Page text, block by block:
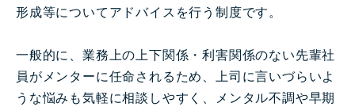
形成等についてアドバイスを行う制度です。
一般的に、業務上の上下関係・利害関係のない先輩社
員がメンターに任命されるため、上司に言いづらいよ
うな悩みも気軽に相談しやすく、メンタル不調や早期